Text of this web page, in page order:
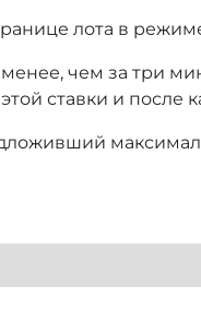
лота в
чем за три
ставки и после